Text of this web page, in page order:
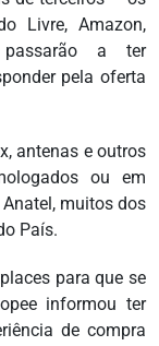
Livre, Amazon,
a ter
pela oferta
antenas e outros
ou em
muitos dos
País.
para que se
informou ter
de compra